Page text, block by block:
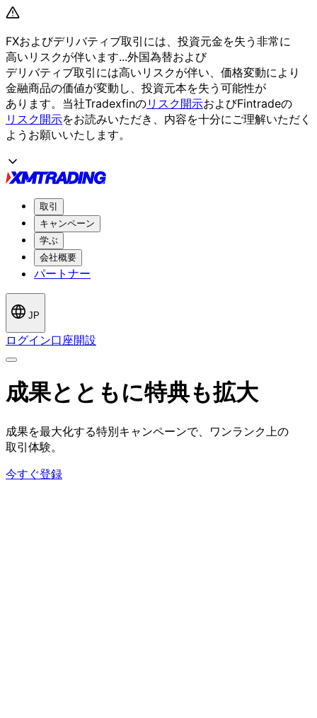
FXおよびデリバティブ取引には、 投資元金を失う 非常に
高いリスクが伴います...外国為替および
デリバティブ取引には高いリスクが伴い、 価格変動により
金融商品の価値が変動し、 投資元本を失う 可能性が
あります。 当社Tradexfinのリスク開示およびFintradeの
リスク開示をお読みいただき、 内容を十分にご理解いただく
よう お願いいたします。
取引
キャンペーン
学ぶ
会社概要
パートナー
JP
ログイン口座開設
成果とともに特典も拡大
成果を最大化する特別キャンペーンで、 ワンランク上の
取引体験。
今すぐ登録